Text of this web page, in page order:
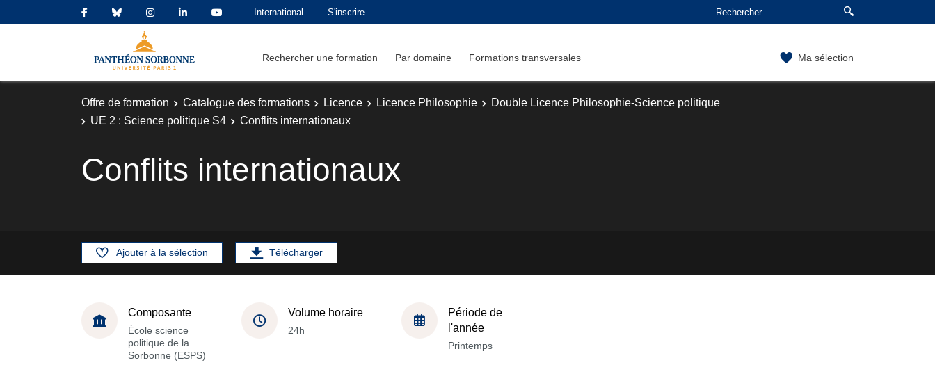
International S'inscrire
Rechercher une formation Par domaine Formations transversales Ma sélection
Offre de formation Catalogue des formations Licence Licence Philosophie
Double Licence Philosophie-Science politique
UE 2 : Science politique S4
Conflits internationaux
Conflits internationaux
Ajouter à la sélection Télécharger
Composante
École science
politique de la
Sorbonne (ESPS)
Volume horaire
24h
Période de
l'année
Printemps